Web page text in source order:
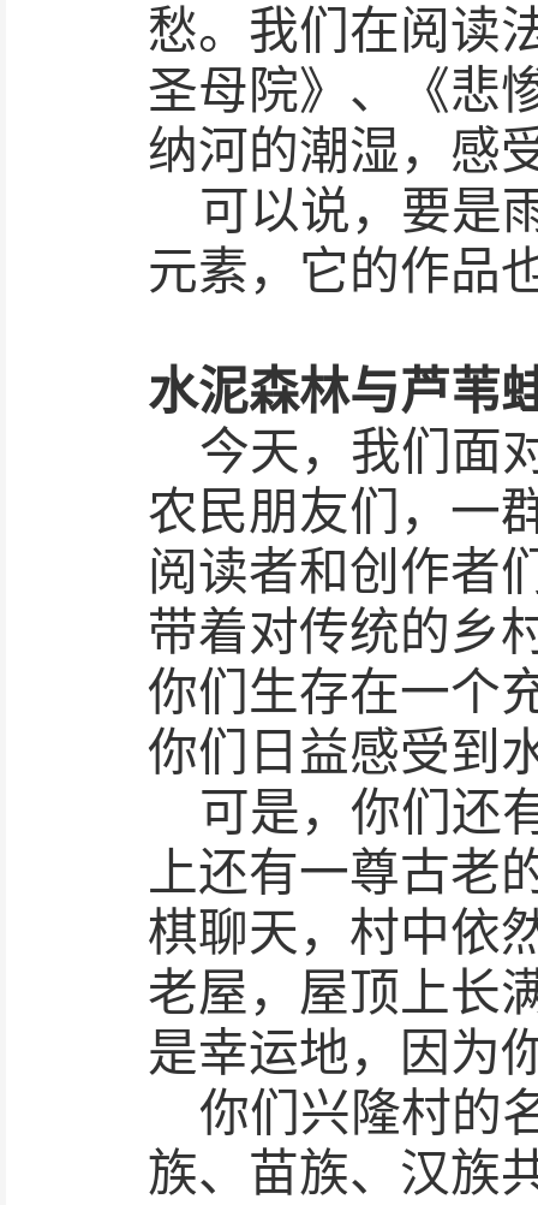
愁。我们在阅读
圣母院》、《悲
纳河的潮湿，感
可以说，要是
元素，它的作品
水泥森林与芦苇
今天，我们面
农民朋友们，一
阅读者和创作者
带着对传统的乡
你们生存在一个
你们日益感受到
可是，你们还
上还有一尊古老
棋聊天，村中依
老屋，屋顶上长
是幸运地，因为
你们兴隆村的
族、苗族、汉族